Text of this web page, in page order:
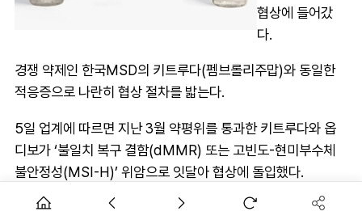
협상에 들어갔
다.
경쟁 약제인 한국MSD의 키트루다(펨브롤리주맙)와 동일한
적응증으로 나란히 협상 절차를 밟는다.
5일 업계에 따르면 지난 3월 약평위를 통과한 키트루다와 옵
디보가 ‘불일치 복구 결함(dMMR) 또는 고빈도-현미부수체
불안정성(MSI-H)’ 위암으로 잇달아 협상에 돌입했다.
옵디보는 지난 2023년 HER2 음성 위암 1차 치료제로 급여를